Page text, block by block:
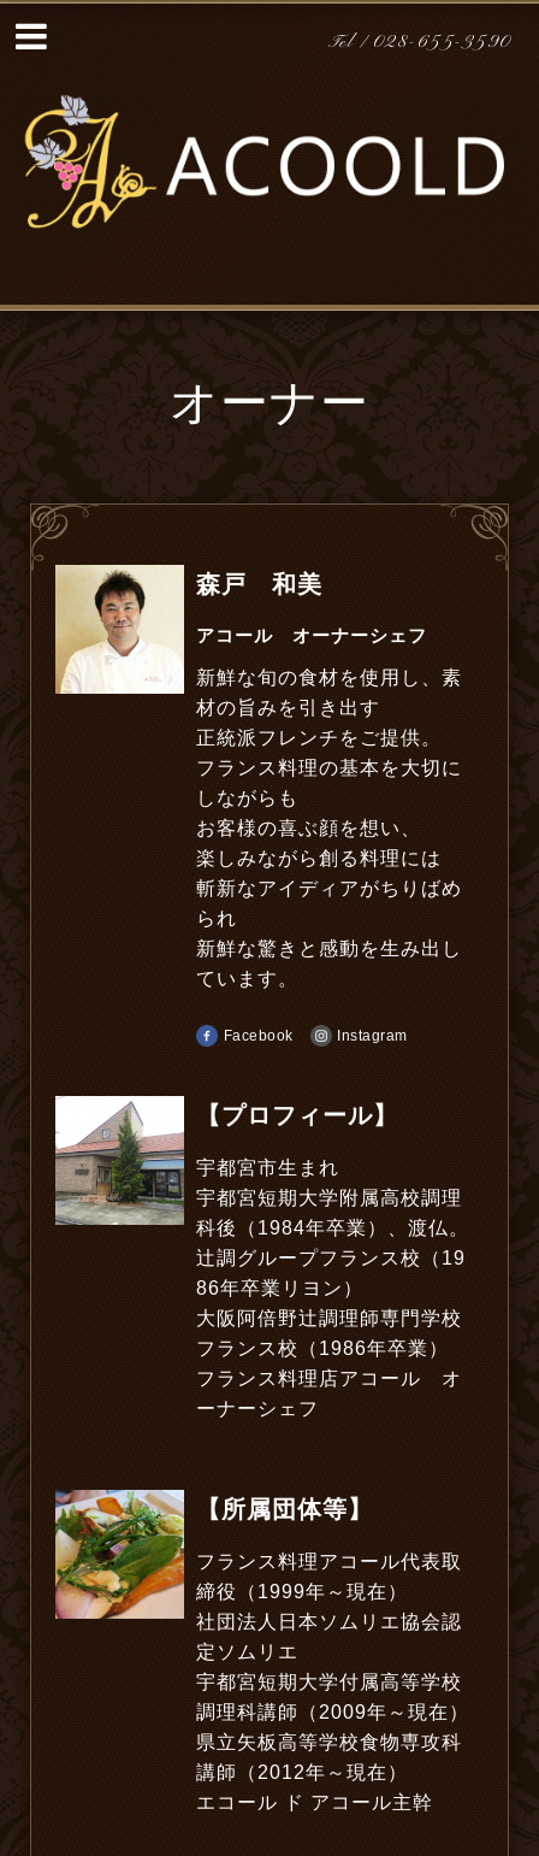
Tel / 028-655-3590
オーナー
森戸 和美
アコール オーナーシェフ
新鮮な旬の食材を使用し、素
材の旨みを引き出す
正統派フレンチをご提供。
フランス料理の基本を大切に
しながらも
お客様の喜ぶ顔を想い、
楽しみながら創る料理には
斬新なアイディアがちりばめ
られ
新鮮な驚きと感動を生み出し
ています。
Facebook Instagram
【プロフィール】
宇都宮市生まれ
宇都宮短期大学附属高校調理
科後（1984年卒業）、渡仏。
辻調グループフランス校（19
86年卒業リヨン）
大阪阿倍野辻調理師専門学校
フランス校（1986年卒業）
フランス料理店アコール オ
ーナーシェフ
【所属団体等】
フランス料理アコール代表取
締役（1999年～現在）
社団法人日本ソムリエ協会認
定ソムリエ
宇都宮短期大学付属高等学校
調理科講師（2009年～現在）
県立矢板高等学校食物専攻科
講師（2012年～現在）
エコール ド アコール主幹